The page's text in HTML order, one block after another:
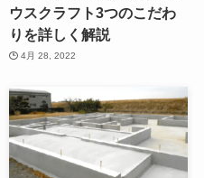
ウスクラフト3つのこだわ
りを詳しく解説
4月 28, 2022